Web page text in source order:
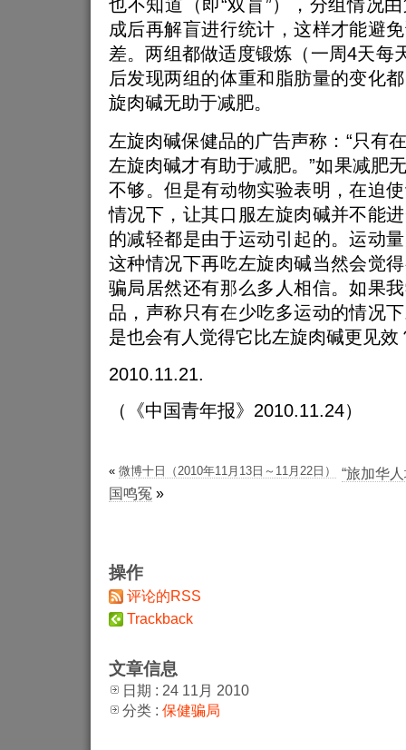
也不知道（即“双盲”），分组情况
成后再解盲进行统计，这样才能避
差。两组都做适度锻炼（一周4天每
后发现两组的体重和脂肪量的变化
旋肉碱无助于减肥。
左旋肉碱保健品的广告声称：“只有
左旋肉碱才有助于减肥。”如果减肥
不够。但是有动物实验表明，在迫
情况下，让其口服左旋肉碱并不能
的减轻都是由于运动引起的。运动
这种情况下再吃左旋肉碱当然会觉
骗局居然还有那么多人相信。如果
品，声称只有在少吃多运动的情况
是也会有人觉得它比左旋肉碱更见效
2010.11.21.
（《中国青年报》2010.11.24）
« 微博十日（2010年11月13日～11月22日）
“旅加华
国鸣冤 »
操作
评论的RSS
Trackback
文章信息
日期 : 24 11月 2010
分类 : 保健骗局